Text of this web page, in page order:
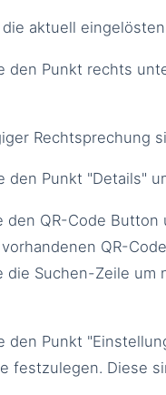
die aktuell
den Punkt rechts
Rechtsprechung
den Punkt "Details"
den QR-Code
QR-
die Suchen-Zeile um
den Punkt
festzulegen. Diese